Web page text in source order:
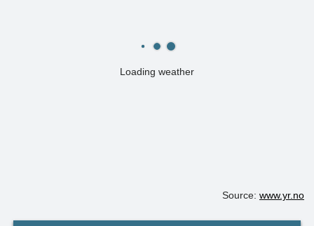
Loading weather
Source: www.yr.no